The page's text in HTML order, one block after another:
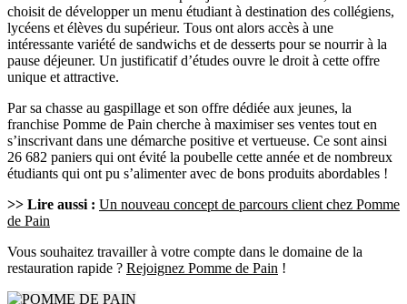
choisit de développer un menu étudiant à destination des collégiens,
lycéens et élèves du supérieur. Tous ont alors accès à une
intéressante variété de sandwichs et de desserts pour se nourrir à la
pause déjeuner. Un justificatif d’études ouvre le droit à cette offre
unique et attractive.
Par sa chasse au gaspillage et son offre dédiée aux jeunes, la
franchise Pomme de Pain cherche à maximiser ses ventes tout en
s’inscrivant dans une démarche positive et vertueuse. Ce sont ainsi
26 682 paniers qui ont évité la poubelle cette année et de nombreux
étudiants qui ont pu s’alimenter avec de bons produits abordables !
>> Lire aussi : Un nouveau concept de parcours client chez Pomme
de Pain
Vous souhaitez travailler à votre compte dans le domaine de la
restauration rapide ? Rejoignez Pomme de Pain !